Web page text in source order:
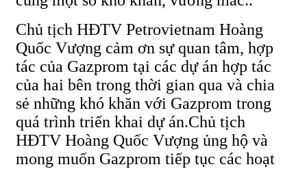
Chủ tịch HĐTV Petrovietnam Hoàng
Quốc Vượng cảm ơn sự quan tâm, hợp
tác của Gazprom tại các dự án hợp tác
của hai bên trong thời gian qua và chia
sẻ những khó khăn với Gazprom trong
quá trình triển khai dự án.Chủ tịch
HĐTV Hoàng Quốc Vượng ủng hộ và
mong muốn Gazprom tiếp tục các hoạt